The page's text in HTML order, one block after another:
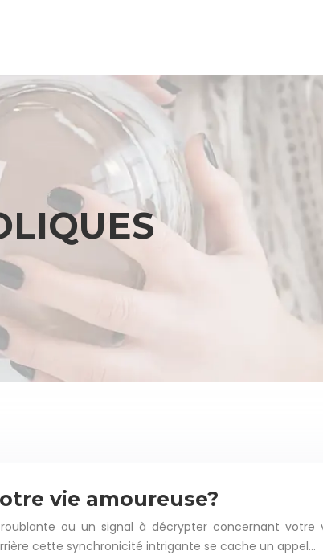
vie amoureuse?
ou un signal à décrypter concernant
cette synchronicité intrigante se cache un appel…